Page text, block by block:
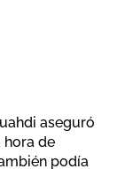
aseguró
hora de
podía